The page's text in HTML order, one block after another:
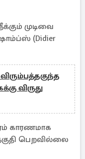
முடிவை
(Didier
விருது
காரணமாக
பெறவில்லை